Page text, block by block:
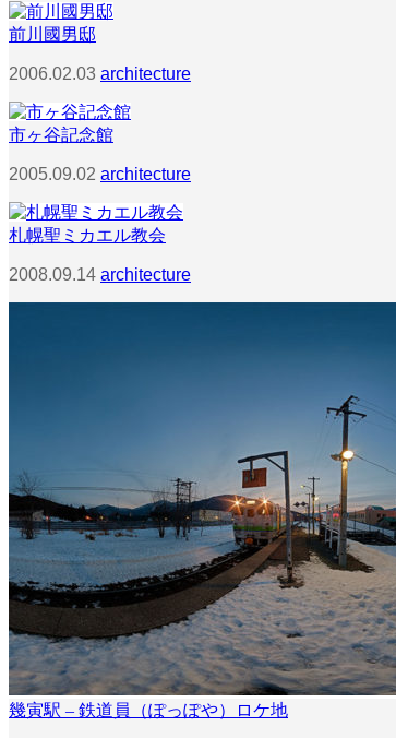
前川國男邸
2006.02.03 architecture
市ヶ谷記念館
2005.09.02 architecture
札幌聖ミカエル教会
2008.09.14 architecture
幾寅駅 – 鉄道員（ぽっぽや）ロケ地